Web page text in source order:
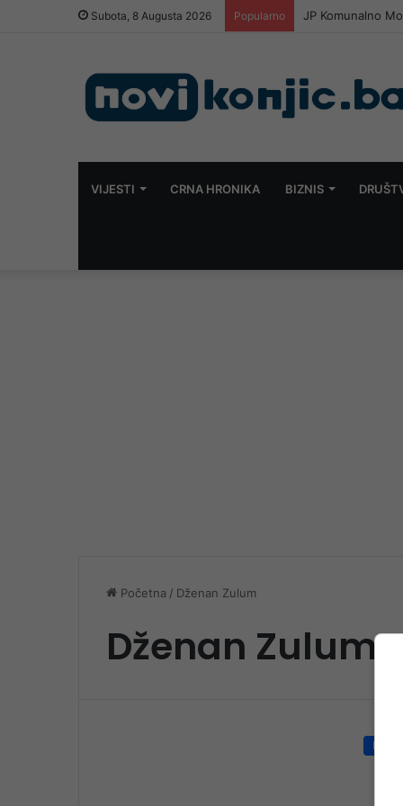
Subota, 8 Augusta 2026 Popularno JP Komunalno
VIJESTI CRNA HRONIKA BIZNIS
Početna / Dženan Zulum
Dženan Zulum